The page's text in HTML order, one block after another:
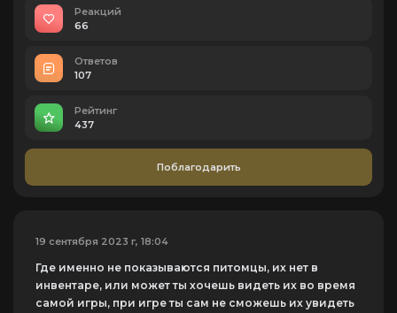
Реакций
66
Ответов
107
Рейтинг
437
Поблагодарить
19 сентября 2023 г, 18:04
Где именно не показываются питомцы, их нет в
инвентаре, или может ты хочешь видеть их во время
самой игры, при игре ты сам не сможешь их увидеть